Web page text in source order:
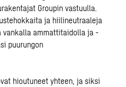
Groupin vastuulla.
ja hiilineutraaleja
vankalla ammattitaidolla ja -
puurungon
hioutuneet yhteen, ja siksi